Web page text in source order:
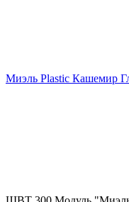
Миэль Plastic Кашемир